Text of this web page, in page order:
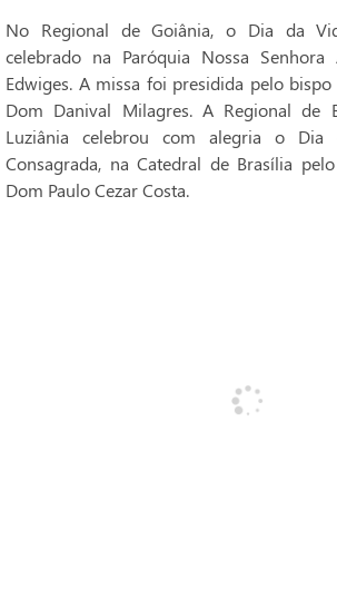
No Regional de Goiânia, o Dia da
celebrado na Paróquia Nossa Senhora
Edwiges. A missa foi presidida pelo
Dom Danival Milagres. A Regional de
Luziânia celebrou com alegria o Dia
Consagrada, na Catedral de Brasília
Dom Paulo Cezar Costa.